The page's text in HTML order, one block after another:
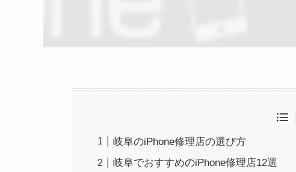
岐阜のiPhone修理店の選び方
岐阜でおすすめのiPhone修理店12選